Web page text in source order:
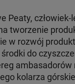
Peaty,
tworzenie
w rozwój
do
kolarza